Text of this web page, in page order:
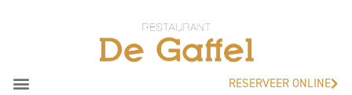
RESERVEER ONLINE